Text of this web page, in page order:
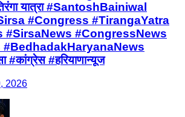
यात्रा #SantoshBainiwal
#Congress #TirangaYatra
#SirsaNews #CongressNews
#कांग्रेस #हरियाणान्यूज
2026